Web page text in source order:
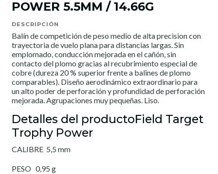
POWER 5.5MM / 14.66G
DESCRIPCIÓN
Balín de competición de peso medio de alta precision con
trayectoria de vuelo plana para distancias largas. Sin
emplomado, conducción mejorada en el cañón, sin
contacto del plomo gracias al recubrimiento especial de
cobre (dureza 20 % superior frente a balines de plomo
comparables). Diseño aerodinámico extraordinario para
un alto poder de perforación y profundidad de perforación
mejorada. Agrupaciones muy pequeñas. Liso.
Detalles del productoField Target
Trophy Power
CALIBRE 5,5 mm
PESO 0,95 g